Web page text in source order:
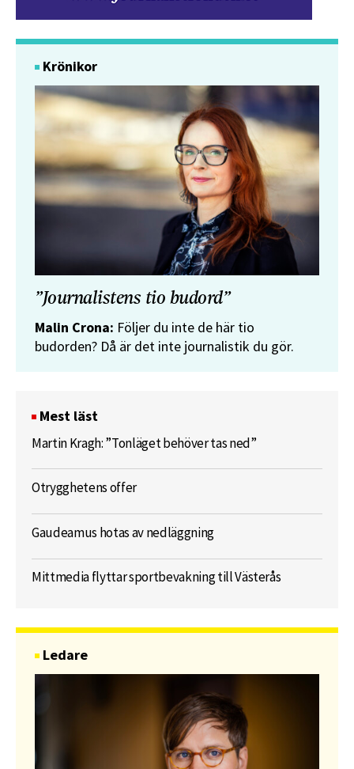
Krönikor
”Journalistens tio budord”
Malin Crona: Följer du inte de här tio
budorden? Då är det inte journalistik du gör.
Mest läst
Martin Kragh: ”Tonläget behöver tas ned”
Otrygghetens offer
Gaudeamus hotas av nedläggning
Mittmedia flyttar sportbevakning till Västerås
Ledare